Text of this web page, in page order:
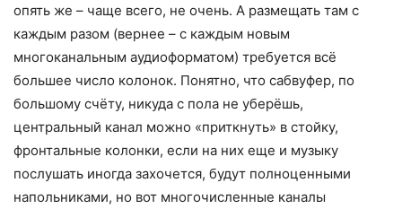
опять же – чаще всего, не очень. А размещать там с
каждым разом (вернее – с каждым новым
многоканальным аудиоформатом) требуется всё
большее число колонок. Понятно, что сабвуфер, по
большому счёту, никуда с пола не уберёшь,
центральный канал можно «приткнуть» в стойку,
фронтальные колонки, если на них еще и музыку
послушать иногда захочется, будут полноценными
напольниками, но вот многочисленные каналы